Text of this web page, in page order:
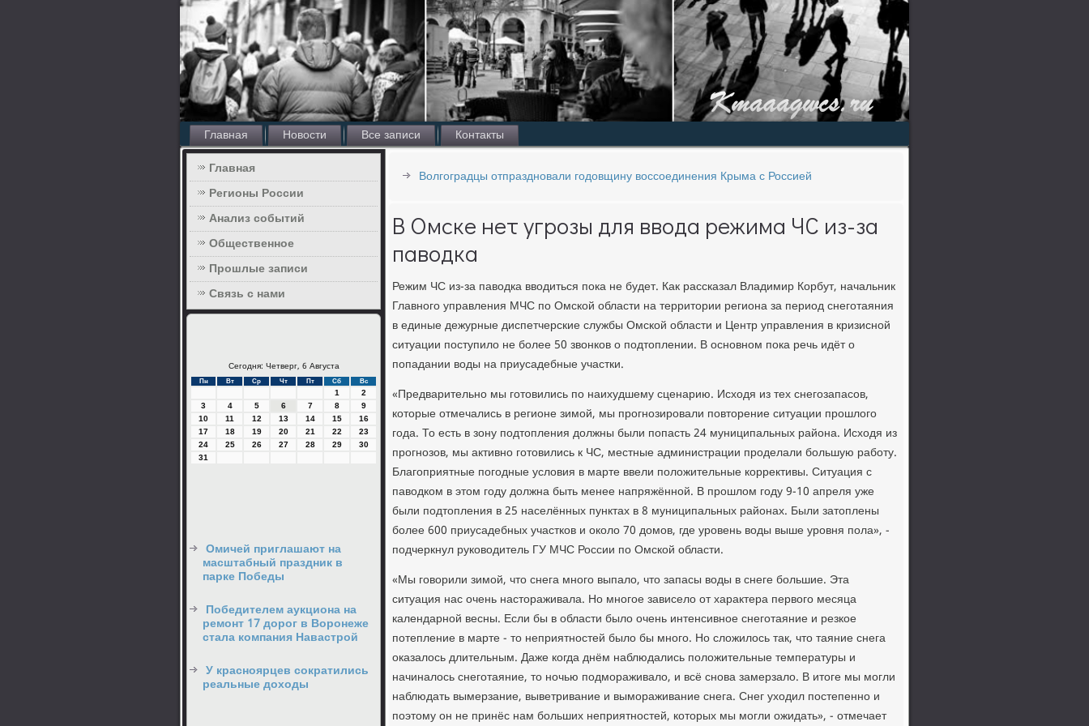
Главная Новости Все записи
Контакты
Главная
Регионы России
Анализ событий
Общественное
Прошлые записи
Связь с нами
Сегодня: Четверг, 6 Августа
Пн Вт Ср Чт Пт Сб Вс
1
2
3
4 5 6 7 8
9
10
11 12 13 14 15
16
17
18 19 20 21 22
23
24
25 26 27 28 29
30
31
Омичей приглашают на
масштабный праздник в
парке Победы
Победителем аукциона на
ремонт 17 дорог в Воронеже
стала компания Навастрой
У красноярцев сократились
реальные доходы
Волгоградцы отпраздновали годовщину воссоединения Крыма с Россией
В Омске нет угрозы для ввода режима ЧС из-за
паводка
Режим ЧС из-за паводка вводиться пока не будет. Как рассказал Владимир Корбут, начальник
Главного управления МЧС по Омской области на территории региона за период снеготаяния
в единые дежурные диспетчерские службы Омской области и Центр управления в кризисной
ситуации поступило не более 50 звонков о подтоплении. В основном пока речь идёт о
попадании воды на приусадебные участки.
«Предварительно мы готовились по наихудшему сценарию. Исходя из тех снегозапасов,
которые отмечались в регионе зимой, мы прогнозировали повторение ситуации прошлого
года. То есть в зону подтопления должны были попасть 24 муниципальных района. Исходя из
прогнозов, мы активно готовились к ЧС, местные администрации проделали большую работу.
Благоприятные погодные условия в марте ввели положительные коррективы. Ситуация с
паводком в этом году должна быть менее напряжённой. В прошлом году 9-10 апреля уже
были подтопления в 25 населённых пунктах в 8 муниципальных районах. Были затоплены
более 600 приусадебных участков и около 70 домов, где уровень воды выше уровня пола», -
подчеркнул руководитель ГУ МЧС России по Омской области.
«Мы говорили зимой, что снега много выпало, что запасы воды в снеге большие. Эта
ситуация нас очень настораживала. Но многое зависело от характера первого месяца
календарной весны. Если бы в области было очень интенсивное снеготаяние и резкое
потепление в марте - то неприятностей было бы много. Но сложилось так, что таяние снега
оказалось длительным. Даже когда днём наблюдались положительные температуры и
начиналось снеготаяние, то ночью подмораживало, и всё снова замерзало. В итоге мы могли
наблюдать вымерзание, выветривание и вымораживание снега. Снег уходил постепенно и
поэтому он не принёс нам больших неприятностей, которых мы могли ожидать», - отмечает